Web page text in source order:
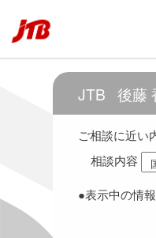
JTB 後藤
ご相談に近い
相談内容
●表示中の情報